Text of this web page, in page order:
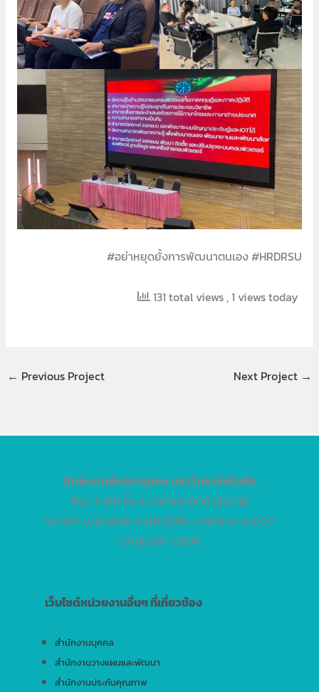
#อย่าหยุดยั้งการพัฒนาตนเอง #HRDRSU
131 total views , 1 views today
← Previous Project Next Project →
สำนักงานพัฒนาบุคคล มหาวิทยาลัยรังสิต
ห้อง 1-401 ชั้น 4 อาคารอาทิตย์ อุไรรัตน์
52/347 ม.เมืองเอก ถ.พหลโยธิน ต.หลักหก อ.เมือง
จ.ปทุมธานี 12000
เว็บไซต์หน่วยงานอื่นๆ ที่เกี่ยวข้อง
สำนักงานบุคคล
สำนักงานวางแผนและพัฒนา
สำนักงานประกันคุณภาพ